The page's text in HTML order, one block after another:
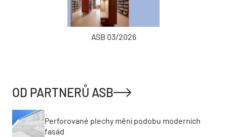
ASB 03/2026
OD PARTNERŮ ASB
Perforované plechy mění podobu moderních
fasád